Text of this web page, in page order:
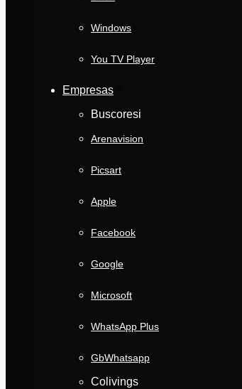
Windows
You TV Player
Empresas
Buscoresi
Arenavision
Picsart
Apple
Facebook
Google
Microsoft
WhatsApp Plus
GbWhatsapp
Colivings